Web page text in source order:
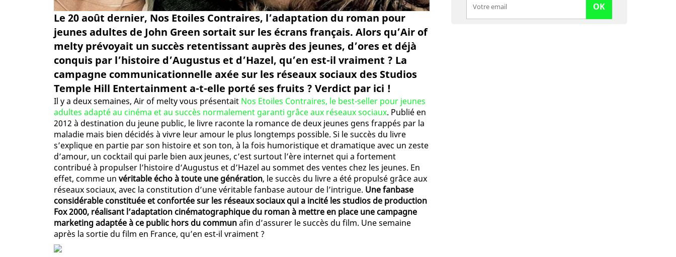
Le 20 août dernier, Nos Etoiles Contraires, l’adaptation du roman pour
jeunes adultes de John Green sortait sur les écrans français. Alors qu’Air of
melty prévoyait un succès retentissant auprès des jeunes, d’ores et déjà
conquis par l’histoire d’Augustus et d’Hazel, qu’en est-il vraiment ? La
campagne communicationnelle axée sur les réseaux sociaux des Studios
Temple Hill Entertainment a-t-elle porté ses fruits ? Verdict par ici !
Il y a deux semaines, Air of melty vous présentait Nos Etoiles Contraires, le best-seller pour jeunes
adultes adapté au cinéma et au succès normalement garanti grâce aux réseaux sociaux. Publié en
2012 à destination du jeune public, le livre raconte la romance de deux jeunes gens frappés par la
maladie mais bien décidés à vivre leur amour le plus longtemps possible. Si le succès du livre
s’explique en partie par son histoire et son ton, à la fois humoristique et dramatique avec un zeste
d’amour, un cocktail qui parle bien aux jeunes, c’est surtout l’ère internet qui a fortement
contribué à propulser l’histoire d’Augustus et d’Hazel au sommet des ventes chez les jeunes. En
effet, comme un véritable écho à toute une génération, le succès du livre a été propulsé grâce aux
réseaux sociaux, avec la constitution d’une véritable fanbase autour de l’intrigue. Une fanbase
considérable constituée et confortée sur les réseaux sociaux qui a incité les studios de production
Fox 2000, réalisant l’adaptation cinématographique du roman à mettre en place une campagne
marketing adaptée à ce public hors du communafin d’assurer le succès du film. Une semaine
après la sortie du film en France, qu’en est-il vraiment ?
OK